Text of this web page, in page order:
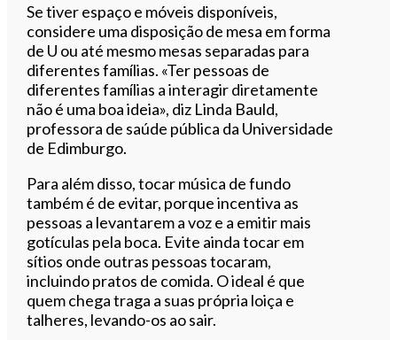
Se tiver espaço e móveis disponíveis,
considere uma disposição de mesa em forma
de U ou até mesmo mesas separadas para
diferentes famílias. «Ter pessoas de
diferentes famílias a interagir diretamente
não é uma boa ideia», diz Linda Bauld,
professora de saúde pública da Universidade
de Edimburgo.
Para além disso, tocar música de fundo
também é de evitar, porque incentiva as
pessoas a levantarem a voz e a emitir mais
gotículas pela boca. Evite ainda tocar em
sítios onde outras pessoas tocaram,
incluindo pratos de comida. O ideal é que
quem chega traga a suas própria loiça e
talheres, levando-os ao sair.